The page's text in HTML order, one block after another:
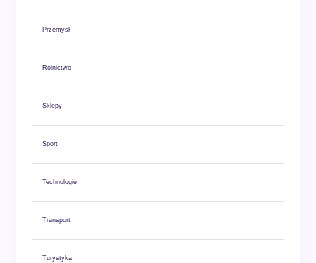
Przemysł
Rolnictwo
Sklepy
Sport
Technologie
Transport
Turystyka